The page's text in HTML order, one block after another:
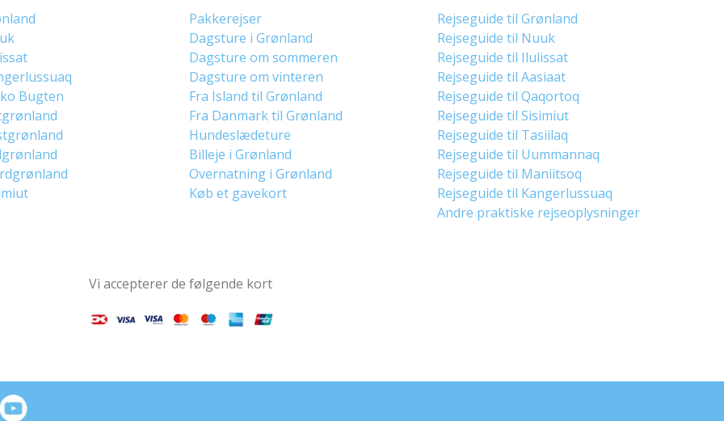
Bugten
Pakkerejser
Dagsture i Grønland
Dagsture om sommeren
Dagsture om vinteren
Fra Island til Grønland
Fra Danmark til Grønland
Hundeslædeture
Billeje i Grønland
Overnatning i Grønland
Køb et gavekort
Rejseguide til Grønland
Rejseguide til Nuuk
Rejseguide til Ilulissat
Rejseguide til Aasiaat
Rejseguide til Qaqortoq
Rejseguide til Sisimiut
Rejseguide til Tasiilaq
Rejseguide til Uummannaq
Rejseguide til Maniitsoq
Rejseguide til Kangerlussuaq
Andre praktiske rejseoplysninger
Vi accepterer de følgende kort